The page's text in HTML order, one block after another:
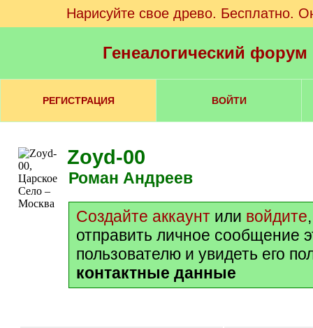
Нарисуйте свое древо. Бесплатно.
Генеалогический
РЕГИСТРАЦИЯ ВОЙТИ
Zoyd-00
Роман Андреев
Создайте аккаунт или войдите
отправить личное сообщение
пользователю и увидеть его
контактные данные